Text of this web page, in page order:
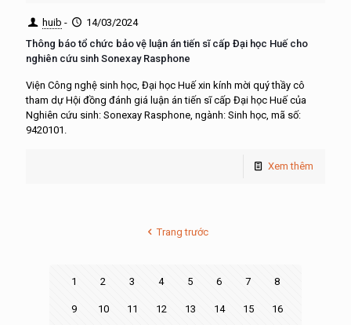
huib -
14/03/2024
Thông báo tổ chức bảo vệ luận án tiến sĩ cấp Đại học Huế cho
nghiên cứu sinh Sonexay Rasphone
Viện Công nghệ sinh học, Đại học Huế xin kính mời quý thầy cô
tham dự Hội đồng đánh giá luận án tiến sĩ cấp Đại học Huế của
Nghiên cứu sinh: Sonexay Rasphone, ngành: Sinh học, mã số:
9420101.
Xem thêm
Trang trước
1 2 3 4 5 6 7 8
9 10 11 12 13 14 15 16